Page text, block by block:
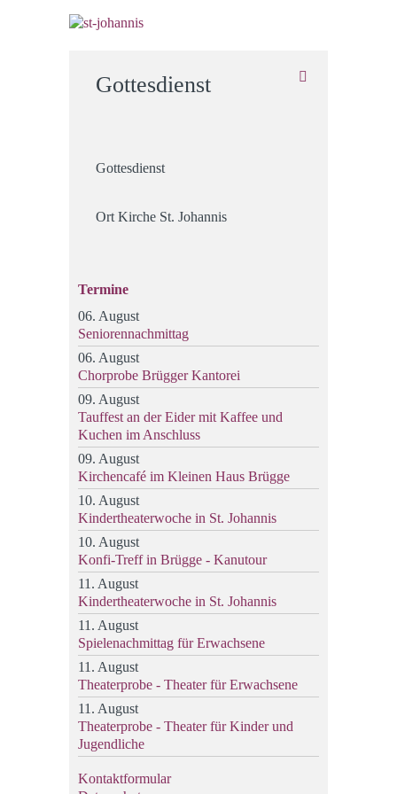
Gottesdienst
Gottesdienst
Ort Kirche St. Johannis
Termine
06. August
Seniorennachmittag
06. August
Chorprobe Brügger Kantorei
09. August
Tauffest an der Eider mit Kaffee und
Kuchen im Anschluss
09. August
Kirchencafé im Kleinen Haus Brügge
10. August
Kindertheaterwoche in St. Johannis
10. August
Konfi-Treff in Brügge - Kanutour
11. August
Kindertheaterwoche in St. Johannis
11. August
Spielenachmittag für Erwachsene
11. August
Theaterprobe - Theater für Erwachsene
11. August
Theaterprobe - Theater für Kinder und
Jugendliche
Kontaktformular